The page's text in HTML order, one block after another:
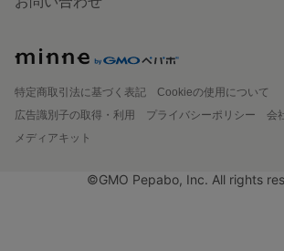
特定商取引法に基づく表記
Cookieの使用について
広告識別子の取得・利用
プライバシーポリシー 会
メディアキット
©GMO Pepabo, Inc. All rights